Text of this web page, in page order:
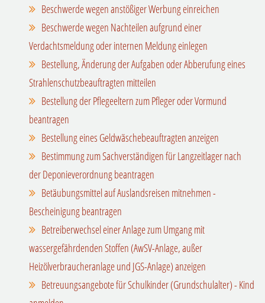
Beschwerde wegen anstößiger Werbung einreichen
Beschwerde wegen Nachteilen aufgrund einer
Verdachtsmeldung oder internen Meldung einlegen
Bestellung, Änderung der Aufgaben oder Abberufung eines
Strahlenschutzbeauftragten mitteilen
Bestellung der Pflegeeltern zum Pfleger oder Vormund
beantragen
Bestellung eines Geldwäschebeauftragten anzeigen
Bestimmung zum Sachverständigen für Langzeitlager nach
der Deponieverordnung beantragen
Betäubungsmittel auf Auslandsreisen mitnehmen -
Bescheinigung beantragen
Betreiberwechsel einer Anlage zum Umgang mit
wassergefährdenden Stoffen (AwSV-Anlage, außer
Heizölverbraucheranlage und JGS-Anlage) anzeigen
Betreuungsangebote für Schulkinder (Grundschulalter) - Kind